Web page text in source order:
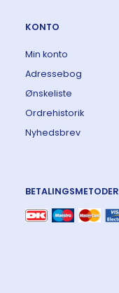
KONTO
Min konto
Adressebog
Ønskeliste
Ordrehistorik
Nyhedsbrev
BETALINGSMETODER